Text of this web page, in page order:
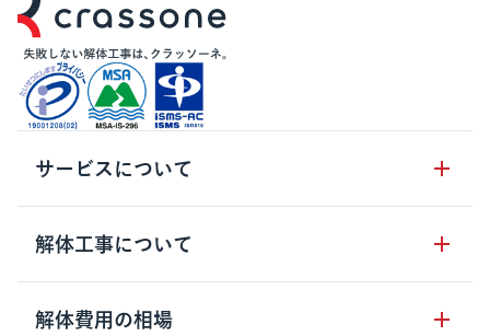
サービスについて
サービスの流れ
サービスのメリット
クラッソーネの自治体連携
解体工事について
解体工事の基礎知識
解体費用の相場